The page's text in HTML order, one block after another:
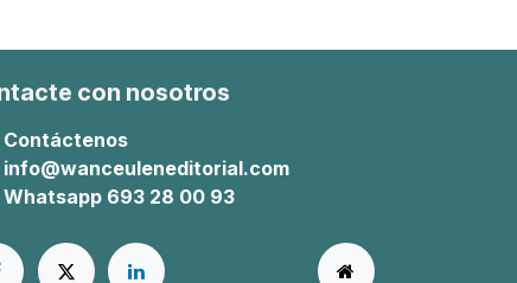
con nosotros
Contáctenos
info@wanceuleneditorial.com
Whatsapp 693 28 00 93